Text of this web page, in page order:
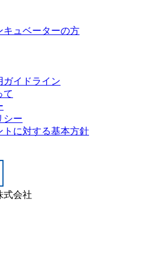
キュベーターの方
ガイドライン
て
シー
トに対する基本方針
式会社